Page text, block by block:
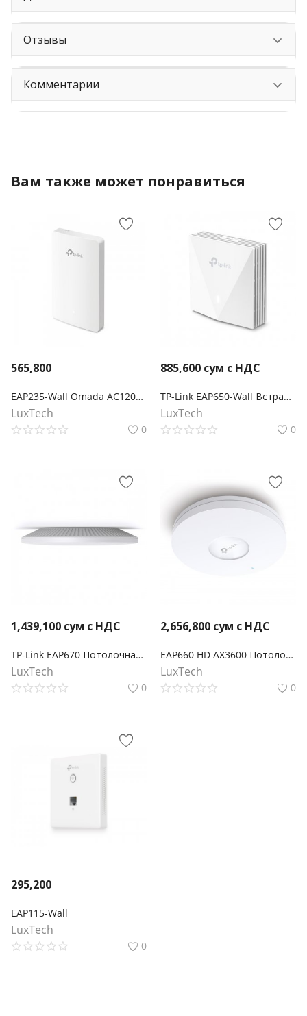
Отзывы
Комментарии
Вам также может понравиться
565,800
EAP235-Wall Omada AC1200 Настенная гигабитная точка доступа Wi‑Fi с MU-MIMО
LuxTech
0
885,600 сум с НДС
TP-Link EAP650-Wall Встраиваемая в стену точка доступа Wi‑Fi AX3000
LuxTech
0
1,439,100 сум с НДС
TP-Link EAP670 Потолочная точка доступа Wi‑Fi AX5400
LuxTech
0
2,656,800 сум с НДС
EAP660 HD AX3600 Потолочная двухдиапазонная мультигигабитная точка доступа Wi-Fi
LuxTech
0
295,200
EAP115-Wall
LuxTech
0